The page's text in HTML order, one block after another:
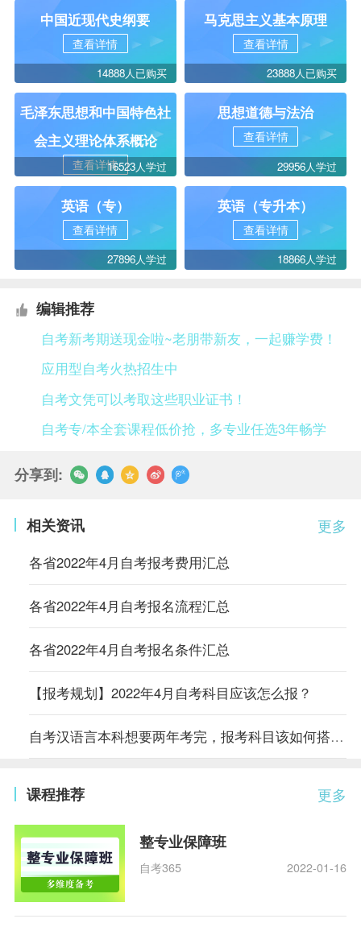
中国近现代史纲要
查看详情
14888人已购买
马克思主义基本原理
查看详情
23888人已购买
毛泽东思想和中国特色社
会主义理论体系概论
查看详情16523人学过
思想道德与法治
查看详情
29956人学过
英语（专）
查看详情
27896人学过
英语（专升本）
查看详情
18866人学过
编辑推荐
自考新考期送现金啦~老朋带新友，一起赚学费！
应用型自考火热招生中
自考文凭可以考取这些职业证书！
自考专/本全套课程低价抢，多专业任选3年畅学
分享到:
更多
相关资讯
各省2022年4月自考报考费用汇总
各省2022年4月自考报名流程汇总
各省2022年4月自考报名条件汇总
【报考规划】2022年4月自考科目应该怎么报？
自考汉语言本科想要两年考完，报考科目该如何搭配？
更多
课程推荐
整专业保障班
自考365 2022-01-16